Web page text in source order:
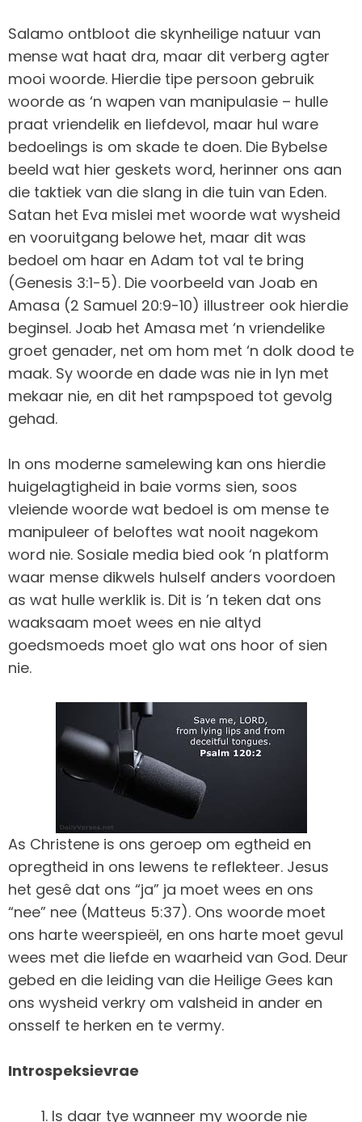
Salamo ontbloot die skynheilige natuur van
mense wat haat dra, maar dit verberg agter
mooi woorde. Hierdie tipe persoon gebruik
woorde as ‘n wapen van manipulasie – hulle
praat vriendelik en liefdevol, maar hul ware
bedoelings is om skade te doen. Die Bybelse
beeld wat hier geskets word, herinner ons aan
die taktiek van die slang in die tuin van Eden.
Satan het Eva mislei met woorde wat wysheid
en vooruitgang belowe het, maar dit was
bedoel om haar en Adam tot val te bring
(Genesis 3:1-5). Die voorbeeld van Joab en
Amasa (2 Samuel 20:9-10) illustreer ook hierdie
beginsel. Joab het Amasa met ‘n vriendelike
groet genader, net om hom met ‘n dolk dood te
maak. Sy woorde en dade was nie in lyn met
mekaar nie, en dit het rampspoed tot gevolg
gehad.
In ons moderne samelewing kan ons hierdie
huigelagtigheid in baie vorms sien, soos
vleiende woorde wat bedoel is om mense te
manipuleer of beloftes wat nooit nagekom
word nie. Sosiale media bied ook ‘n platform
waar mense dikwels hulself anders voordoen
as wat hulle werklik is. Dit is ’n teken dat ons
waaksaam moet wees en nie altyd
goedsmoeds moet glo wat ons hoor of sien
nie.
As Christene is ons geroep om egtheid en
opregtheid in ons lewens te reflekteer. Jesus
het gesê dat ons “ja” ja moet wees en ons
“nee” nee (Matteus 5:37). Ons woorde moet
ons harte weerspieël, en ons harte moet gevul
wees met die liefde en waarheid van God. Deur
gebed en die leiding van die Heilige Gees kan
ons wysheid verkry om valsheid in ander en
onsself te herken en te vermy.
Introspeksievrae
Is daar tye wanneer my woorde nie